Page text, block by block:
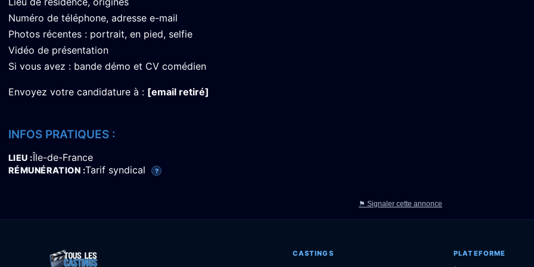
Numéro de téléphone, adresse e-mail
Photos récentes : portrait, en pied, selfie
Vidéo de présentation
Si vous avez : bande démo et CV comédien
Envoyez votre candidature à : [email retiré]
INFOS PRATIQUES :
LIEU Île-de-France
RÉMUNÉRATION Tarif syndical ?
⚑ Signaler cette annonce
CASTINGS PLATEFORME